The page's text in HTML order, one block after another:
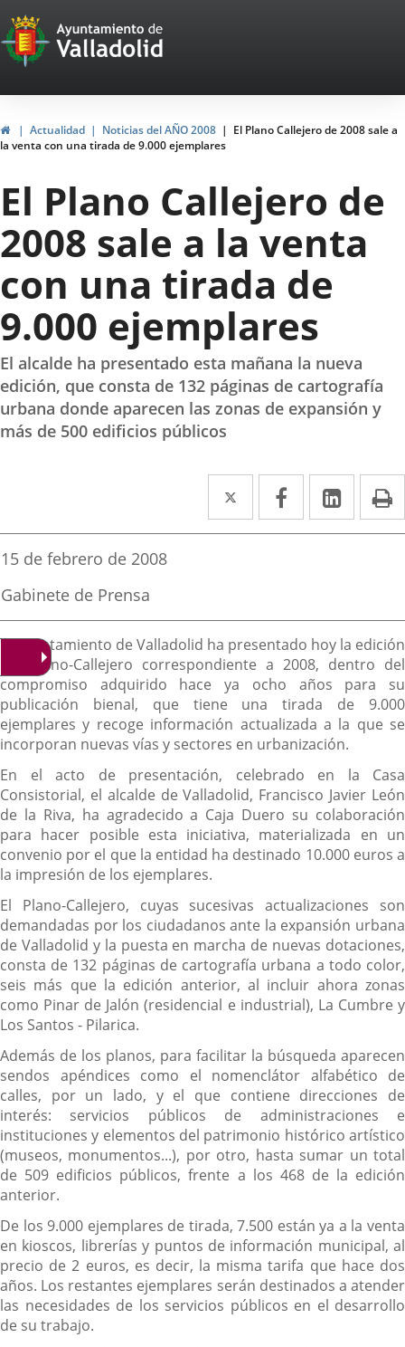
Portal
Web
del
Ayuntamiento
de
Valladolid
HomeActualidad Noticias del AÑO 2008
El Plano Callejero de 2008 sale a
la venta con una tirada de 9.000 ejemplares
El Plano Callejero de
2008 sale a la venta
con una tirada de
9.000 ejemplares
El alcalde ha presentado esta mañana la nueva
edición, que consta de 132 páginas de cartografía
urbana donde aparecen las zonas de expansión y
más de 500 edificios públicos
Twitter
Enlace
a
externa.
Facebook
Enlace
a
externa.
Enlace
a
Fecha
la
noticia
15 de febrero de 2008
Fuente
la
noticia
Gabinete de Prensa
Descripción
El Ayuntamiento de Valladolid ha presentado hoy la edición
del Plano-Callejero correspondiente a 2008, dentro del
compromiso adquirido hace ya ocho años para su
publicación bienal, que tiene una tirada de 9.000
ejemplares y recoge información actualizada a la que se
incorporan nuevas vías y sectores en urbanización.
En el acto de presentación, celebrado en la Casa
Consistorial, el alcalde de Valladolid, Francisco Javier León
de la Riva, ha agradecido a Caja Duero su colaboración
para hacer posible esta iniciativa, materializada en un
convenio por el que la entidad ha destinado 10.000 euros a
la impresión de los ejemplares.
El Plano-Callejero, cuyas sucesivas actualizaciones son
demandadas por los ciudadanos ante la expansión urbana
de Valladolid y la puesta en marcha de nuevas dotaciones,
consta de 132 páginas de cartografía urbana a todo color,
seis más que la edición anterior, al incluir ahora zonas
como Pinar de Jalón (residencial e industrial), La Cumbre y
Los Santos - Pilarica.
Además de los planos, para facilitar la búsqueda aparecen
sendos apéndices como el nomenclátor alfabético de
calles, por un lado, y el que contiene direcciones de
interés: servicios públicos de administraciones e
instituciones y elementos del patrimonio histórico artístico
(museos, monumentos...), por otro, hasta sumar un total
de 509 edificios públicos, frente a los 468 de la edición
anterior.
De los 9.000 ejemplares de tirada, 7.500 están ya a la venta
en kioscos, librerías y puntos de información municipal, al
precio de 2 euros, es decir, la misma tarifa que hace dos
años. Los restantes ejemplares serán destinados a atender
las necesidades de los servicios públicos en el desarrollo
de su trabajo.